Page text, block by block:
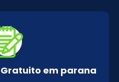
em parana